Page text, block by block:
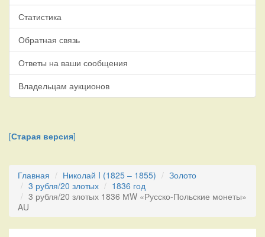
Статистика
Обратная связь
Ответы на ваши сообщения
Владельцам аукционов
[Старая версия]
Главная Николай I (1825 – 1855)
Золото
3 рубля/20 злотых
1836 год
3 рубля/20 злотых 1836 МW «Русско-Польские монеты»
AU